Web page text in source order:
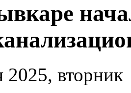
2025, вторник